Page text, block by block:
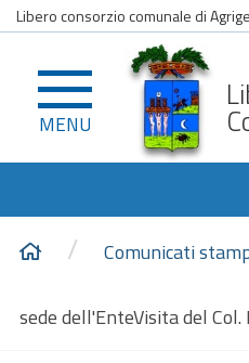
Libero consorzio comunale di
MENU
/ Comunicati
sede dell'EnteVisita del